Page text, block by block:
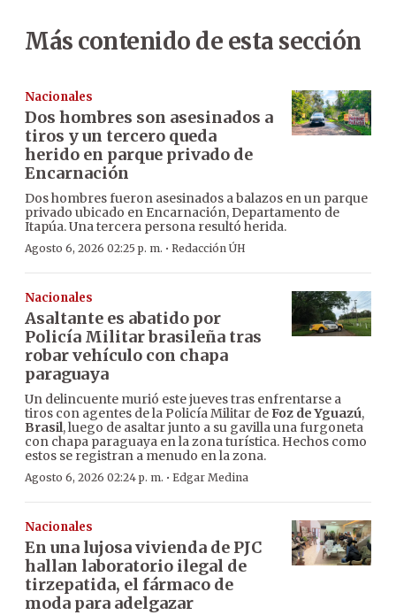
Más contenido de esta sección
Nacionales
Dos hombres son asesinados a
tiros y un tercero queda
herido en parque privado de
Encarnación
Dos hombres fueron asesinados a balazos en un parque
privado ubicado en Encarnación, Departamento de
Itapúa. Una tercera persona resultó herida.
Agosto 6, 2026 02:25 p. m. · Redacción ÚH
Nacionales
Asaltante es abatido por
Policía Militar brasileña tras
robar vehículo con chapa
paraguaya
Un delincuente murió este jueves tras enfrentarse a
tiros con agentes de la Policía Militar deFoz de Yguazú,
Brasil, luego de asaltar junto a su gavilla una furgoneta
con chapa paraguaya en la zona turística. Hechos como
estos se registran a menudo en la zona.
Agosto 6, 2026 02:24 p. m. · Edgar Medina
Nacionales
En una lujosa vivienda de PJC
hallan laboratorio ilegal de
tirzepatida, el fármaco de
moda para adelgazar